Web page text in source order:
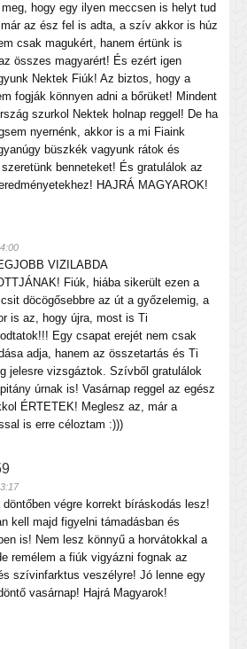
hogy egy ilyen meccsen is helyt tud
az ész fel is adta, a szív akkor is húz
csak magukért, hanem értünk is
összes magyarért! És ezért igen
Nektek Fiúk! Az biztos, hogy a
fogják könnyen adni a bőrüket! Mindent
szurkol Nektek holnap reggel! De ha
nyernénk, akkor is a mi Fiaink
büszkék vagyunk rátok és
benneteket! És gratulálok az
HAJRÁ MAGYAROK!
VIZILABDA
Fiúk, hiába sikerült ezen a
döcögősebbre az út a győzelemig, a
is az, hogy újra, most is Ti
Egy csapat erejét nem csak
adja, hanem az összetartás és Ti
jelesre vizsgáztok. Szívből gratulálok
úrnak is! Vasárnap reggel az egész
ÉRTETEK! Meglesz az, már a
is erre céloztam :)))
döntőben végre korrekt bíráskodás lesz!
kell majd figyelni támadásban és
is! Nem lesz könnyű a horvátokkal a
remélem a fiúk vigyázni fognak az
szívinfarktus veszélyre! Jó lenne egy
vasárnap! Hajrá Magyarok!